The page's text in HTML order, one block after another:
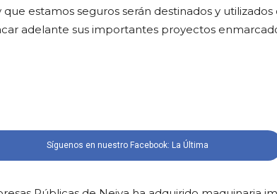
estamos seguros serán destinados y
adelante sus importantes proyectos
Síguenos en nuestro Facebook: La Última